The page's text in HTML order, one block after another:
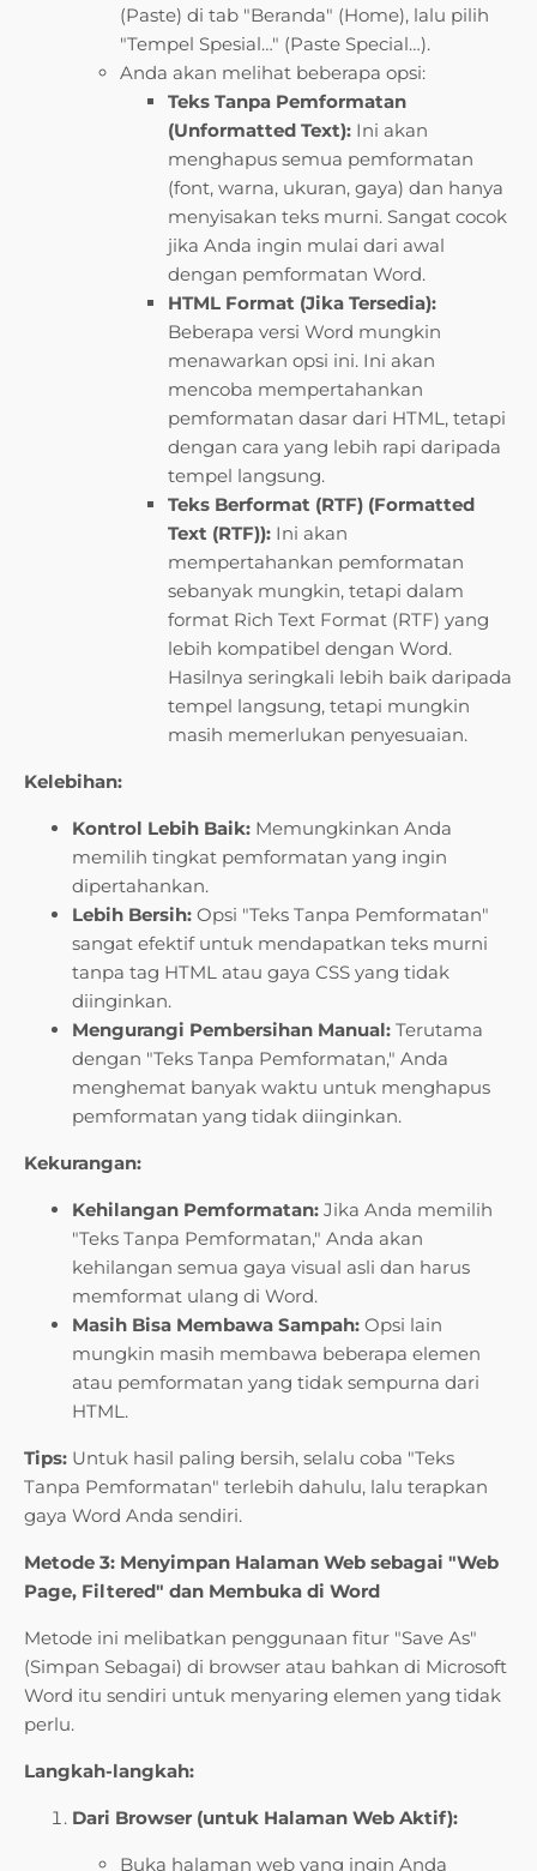
(Paste) di tab "Beranda" (Home), lalu pilih
"Tempel Spesial…" (Paste Special…).
Anda akan melihat beberapa opsi:
Teks Tanpa Pemformatan
(Unformatted Text): Ini akan
menghapus semua pemformatan
(font, warna, ukuran, gaya) dan hanya
menyisakan teks murni. Sangat cocok
jika Anda ingin mulai dari awal
dengan pemformatan Word.
HTML Format (Jika Tersedia):
Beberapa versi Word mungkin
menawarkan opsi ini. Ini akan
mencoba mempertahankan
pemformatan dasar dari HTML, tetapi
dengan cara yang lebih rapi daripada
tempel langsung.
Teks Berformat (RTF) (Formatted
Text (RTF)): Ini akan
mempertahankan pemformatan
sebanyak mungkin, tetapi dalam
format Rich Text Format (RTF) yang
lebih kompatibel dengan Word.
Hasilnya seringkali lebih baik daripada
tempel langsung, tetapi mungkin
masih memerlukan penyesuaian.
Kelebihan:
Kontrol Lebih Baik: Memungkinkan Anda
memilih tingkat pemformatan yang ingin
dipertahankan.
Lebih Bersih: Opsi "Teks Tanpa Pemformatan"
sangat efektif untuk mendapatkan teks murni
tanpa tag HTML atau gaya CSS yang tidak
diinginkan.
Mengurangi Pembersihan Manual: Terutama
dengan "Teks Tanpa Pemformatan," Anda
menghemat banyak waktu untuk menghapus
pemformatan yang tidak diinginkan.
Kekurangan:
Kehilangan Pemformatan: Jika Anda memilih
"Teks Tanpa Pemformatan," Anda akan
kehilangan semua gaya visual asli dan harus
memformat ulang di Word.
Masih Bisa Membawa Sampah: Opsi lain
mungkin masih membawa beberapa elemen
atau pemformatan yang tidak sempurna dari
HTML.
Tips: Untuk hasil paling bersih, selalu coba "Teks
Tanpa Pemformatan" terlebih dahulu, lalu terapkan
gaya Word Anda sendiri.
Metode 3: Menyimpan Halaman Web sebagai "Web
Page, Filtered" dan Membuka di Word
Metode ini melibatkan penggunaan fitur "Save As"
(Simpan Sebagai) di browser atau bahkan di Microsoft
Word itu sendiri untuk menyaring elemen yang tidak
perlu.
Langkah-langkah:
Dari Browser (untuk Halaman Web Aktif):
Buka halaman web yang ingin Anda